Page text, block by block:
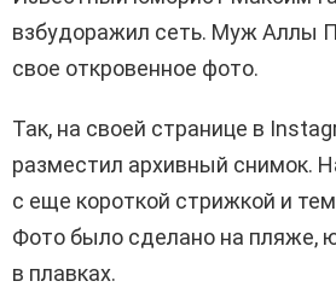
взбудоражил сеть. Муж Аллы
свое откровенное фото.
Так, на своей странице в
разместил архивный снимок.
с еще короткой стрижкой и
Фото было сделано на пляже,
в плавках.